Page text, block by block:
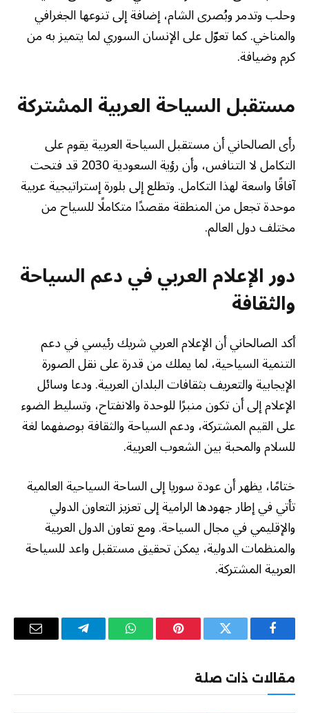
وحلب وتدمر وبُصرى الشام، إضافة إلى تنوعها الجغرافي
والمناخي. كما تعوّل على الإنسان السوري لما يتميز به من
كرم وضيافة.
مستقبل السياحة العربية المشتركة
رأى الصالحاني أن مستقبل السياحة العربية يقوم على
التكامل لا التنافس، وأن رؤية السعودية 2030 قد فتحت
آفاقًا واسعة لهذا التكامل. وتطلع إلى بلورة إستراتيجية عربية
موحدة تجعل من المنطقة مقصدًا متكاملًا للسياح من
مختلف دول العالم.
دور الإعلام العربي في دعم السياحة
والثقافة
أكد الصالحاني أن الإعلام العربي شريك رئيسي في دعم
التنمية السياحية، لما يملك من قدرة على نقل الصورة
الإيجابية والتعريف بثقافات البلدان العربية. ودعا وسائل
الإعلام إلى أن تكون منبرًا للوحدة والانفتاح، وتسليط الضوء
على القيم المشتركة، ودعم السياحة والثقافة بوصفهما لغة
للسلام والمحبة بين الشعوب العربية.
ختامًا، يظهر أن عودة سوريا إلى الساحة السياحية العالمية
تأتي في إطار جهودها الرامية إلى تعزيز التعاون الدولي
والإقليمي في مجال السياحة. ومع تعاون الدول العربية
والمنظمات الدولية، يمكن تحقيق مستقبل واعد للسياحة
العربية المشتركة.
فيسبوك تويتر بينتيريستواتساب تيلقرام
البريد
مقالات ذات صلة